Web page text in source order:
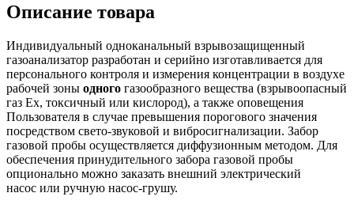
Описание товара
Индивидуальный одноканальный взрывозащищенный
газоанализатор разработан и серийно изготавливается для
персонального контроля и измерения концентрации в воздухе
рабочей зоны одного газообразного вещества (взрывоопасный
газ Ex, токсичный или кислород), а также оповещения
Пользователя в случае превышения порогового значения
посредством свето-звуковой и вибросигнализации. Забор
газовой пробы осуществляется диффузионным методом. Для
обеспечения принудительного забора газовой пробы
опционально можно заказать внешний электрический
насос или ручную насос-грушу.